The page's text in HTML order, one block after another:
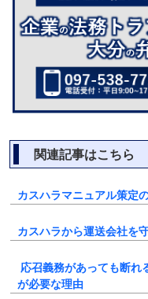
関連記事はこちら
カスハラマニュアル策定
カスハラから運送会社を
応召義務があっても断れ
が必要な理由